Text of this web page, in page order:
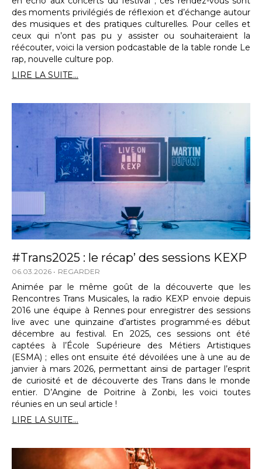
des moments privilégiés de réflexion et d’échange autour
des musiques et des pratiques culturelles. Pour celles et
ceux qui n’ont pas pu y assister ou souhaiteraient la
réécouter, voici la version podcastable de la table ronde Le
rap, nouvelle culture pop.
LIRE LA SUITE...
#Trans2025 : le récap’ des sessions KEXP
06.03.2026 REGARDER
Animée par le même goût de la découverte que les
Rencontres Trans Musicales, la radio KEXP envoie depuis
2016 une équipe à Rennes pour enregistrer des sessions
live avec une quinzaine d’artistes programmé·es début
décembre au festival. En 2025, ces sessions ont été
captées à l’École Supérieure des Métiers Artistiques
(ESMA) ; elles ont ensuite été dévoilées une à une au de
janvier à mars 2026, permettant ainsi de partager l’esprit
de curiosité et de découverte des Trans dans le monde
entier. D’Angine de Poitrine à Zonbi, les voici toutes
réunies en un seul article !
LIRE LA SUITE...